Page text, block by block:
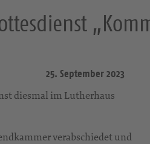
25. September 2023
diesmal im Lutherhaus
verabschiedet und